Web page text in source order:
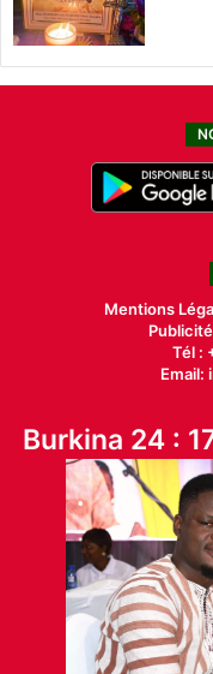
Mentions
Publicité
Tél :
Email:
Burkina 24 :